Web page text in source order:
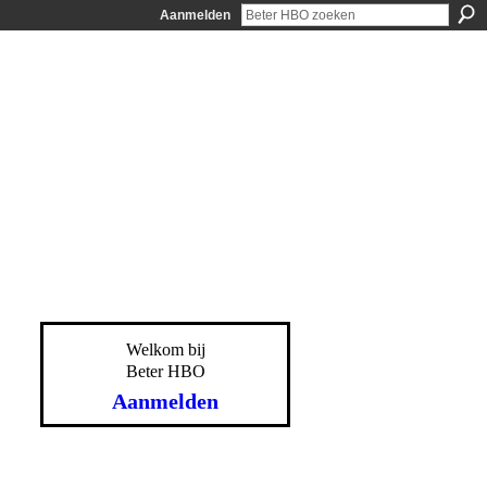
Aanmelden
Welkom bij
Beter HBO
Aanmelden